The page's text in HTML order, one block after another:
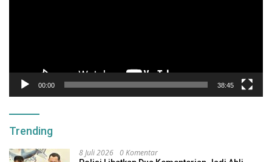
00:00 38:45
Trending
8 Juli 2026 0 Komentar